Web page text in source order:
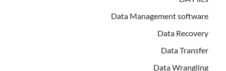
Data Management software
Data Recovery
Data Transfer
Data Wrangling